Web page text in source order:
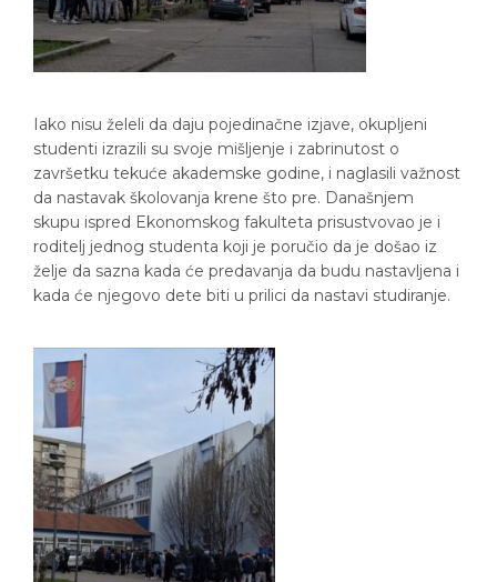
Iako nisu želeli da daju pojedinačne izjave, okupljeni
studenti izrazili su svoje mišljenje i zabrinutost o
završetku tekuće akademske godine, i naglasili važnost
da nastavak školovanja krene što pre. Današnjem
skupu ispred Ekonomskog fakulteta prisustvovao je i
roditelj jednog studenta koji je poručio da je došao iz
želje da sazna kada će predavanja da budu nastavljena i
kada će njegovo dete biti u prilici da nastavi studiranje.